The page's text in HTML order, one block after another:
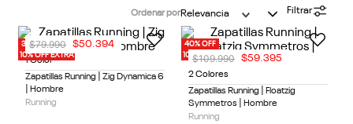
Ordenar porRelevancia Filtrar
30% OFF
10% OFF EXTRA
1 Color
Zapatillas Running | Zig Dynamica 6
| Hombre
Running
$79.990 $50.394
40% OFF
10% OFF EXTRA
2 Colores
Zapatillas Running | Floatzig
Symmetros | Hombre
Running
$109.990 $59.395